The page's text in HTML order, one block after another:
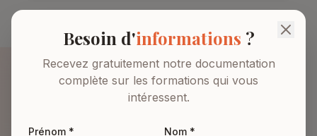
Besoin d'informations ?
Recevez gratuitement notre documentation
complète sur les formations qui vous
intéressent.
Prénom * Nom *